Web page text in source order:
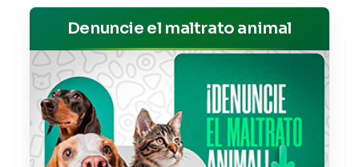
Denuncie el maltrato animal